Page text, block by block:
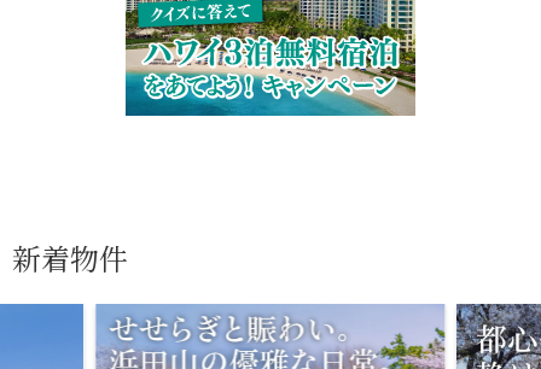
新着物件